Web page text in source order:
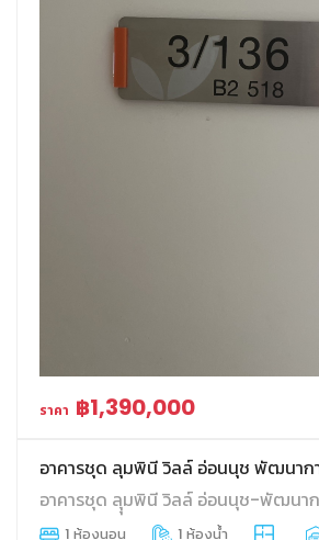
ราคา ฿1,390,000
อาคารชุด ลุุมพินี วิลล์ อ่อนนุช พัฒนาก
1 ห้องนอน 1 ห้องน้ำ